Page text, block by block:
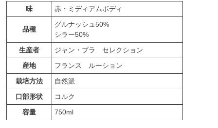
味 赤・ミディアムボディ
品種
グルナッシュ50%
シラー50%
生産者
ジャン・プラ セレクション
産地
フランス ルーション
栽培方法
自然派
口部形状
コルク
容量
750ml